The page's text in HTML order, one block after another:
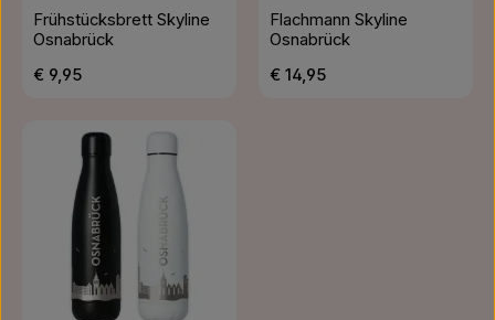
Frühstücksbrett Skyline
Osnabrück
Regulärer Preis:
€ 9,95
Flachmann Skyline
Osnabrück
Regulärer Preis:
€ 14,95